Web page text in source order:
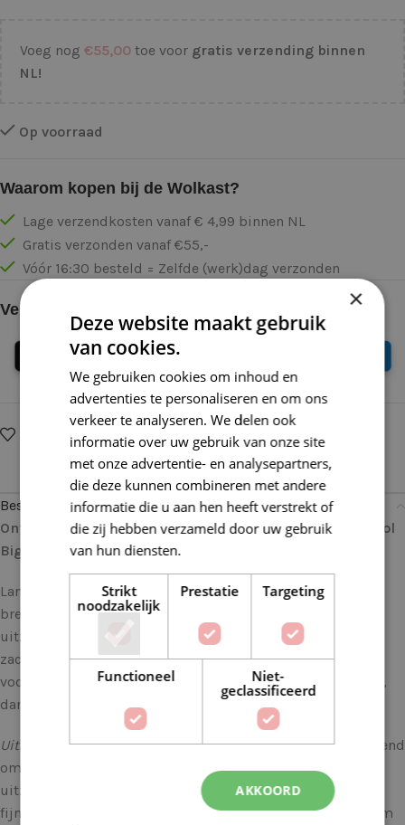
Voeg nog €55,00 toe voor gratis verzending binnen
NL!
Op voorraad
Waarom kopen bij de Wolkast?
Lage verzendkosten vanaf € 4,99 binnen NL
Gratis verzonden vanaf €55,-
Vóór 16:30 besteld = Zelfde (werk)dag verzonden
Veilig online betalen
Op verlanglijstje Delen:
Beschrijving
Ontdek de Veelzijdigheid van deze Lana Grossa Cool Wool
Big 0978 Pastelgroen
Lana Grossa Cool Wool Big garen is de droom van elke
breister en haakster. Dit garen staat bekend om zijn
uitzonderlijke kwaliteit, veelzijdigheid en ongeëvenaarde
zachtheid. Als je op zoek bent naar een garen dat perfect is
voor allerlei projecten, van kledingstukken tot accessoires,
dan is Cool Wool Big precies wat je nodig hebt.
Uitzonderlijke Kwaliteit: Lana Grossa staat wereldwijd bekend
om zijn hoogwaardige garens, en Cool Wool Big is geen
uitzondering. Het is gemaakt van 100% merinowol van de
fijnste kwaliteit, wat resulteert in een garen dat zacht, warm
×
Deze website maakt gebruik
van cookies.
We gebruiken cookies om inhoud en
advertenties te personaliseren en om ons
verkeer te analyseren. We delen ook
informatie over uw gebruik van onze site
met onze advertentie- en analysepartners,
die deze kunnen combineren met andere
informatie die u aan hen heeft verstrekt of
die zij hebben verzameld door uw gebruik
van hun diensten.
Strikt
noodzakelijk
Prestatie Targeting
Functioneel
Niet-
geclassificeerd
AKKOORD